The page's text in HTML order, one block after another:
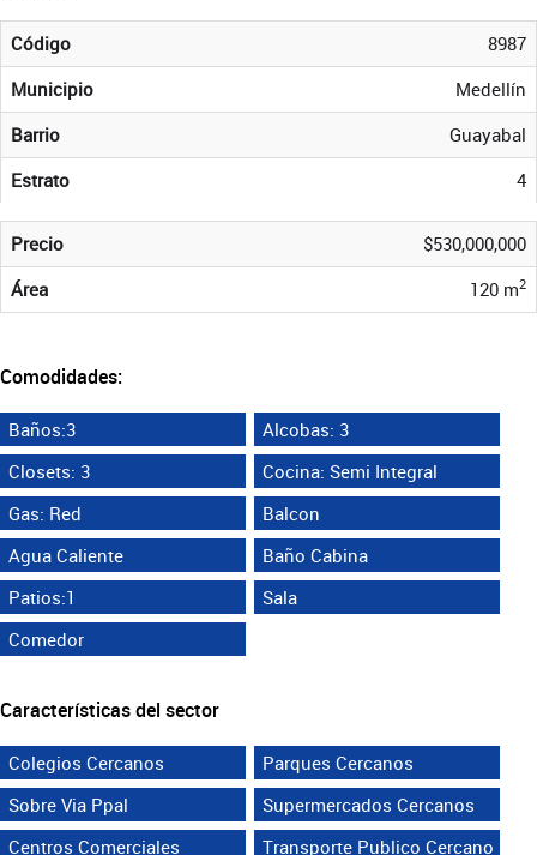
Código
8987
Municipio
Medellín
Barrio
Guayabal
Estrato
4
Precio
$530,000,000
Área
120 m2
Comodidades:
Baños:3
Alcobas: 3
Closets: 3
Cocina: Semi Integral
Gas: Red
Balcon
Agua Caliente
Baño Cabina
Patios:1
Sala
Comedor
Características del sector
Colegios Cercanos
Parques Cercanos
Sobre Via Ppal
Supermercados Cercanos
Centros Comerciales
Transporte Publico Cercano